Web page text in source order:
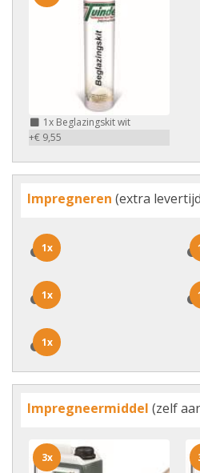
1x Beglazingskit wit
+€ 9,55
Impregneren (extra
1x
1x
1x
1x
1x
1x
Impregneermiddel (zelf
3x